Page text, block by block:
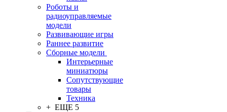
Роботы и
радиоуправляемые
модели
Развивающие игры
Раннее развитие
Сборные модели
Интерьерные
миниатюры
Сопутствующие
товары
Техника
+ ЕЩЕ 5